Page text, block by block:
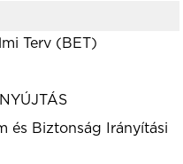
Terv (BET)
és Biztonság Irányítási